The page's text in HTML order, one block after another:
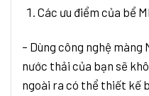
Các ưu điểm của bể
– Dùng công nghệ
nước thải của bạn sẽ
ngoài ra có thể thiết kế